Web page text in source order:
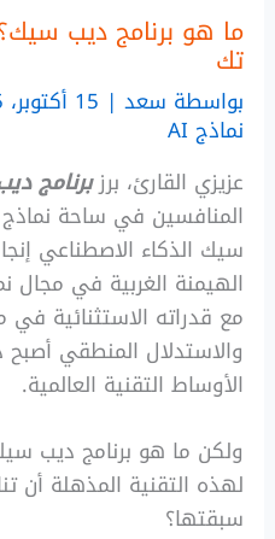
تك
بواسطة سعد | 15 أكتوبر، 2025 | مشاهدة 346
نماذج AI
عزيزي القارئ، برزبرنامج
المنافسين في ساحة نماذج
سيك الذكاء الاصطناعي
الهيمنة الغربية في مجال
مع قدراته الاستثنائية في
الأوساط التقنية العالمية.
ولكن ما هو برنامج ديب
لهذه التقنية المذهلة أن
سبقتها؟